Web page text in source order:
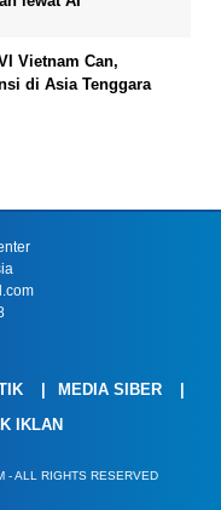
Vietnam Can,
di Asia Tenggara
MEDIA SIBER
IKLAN
- ALL RIGHTS RESERVED